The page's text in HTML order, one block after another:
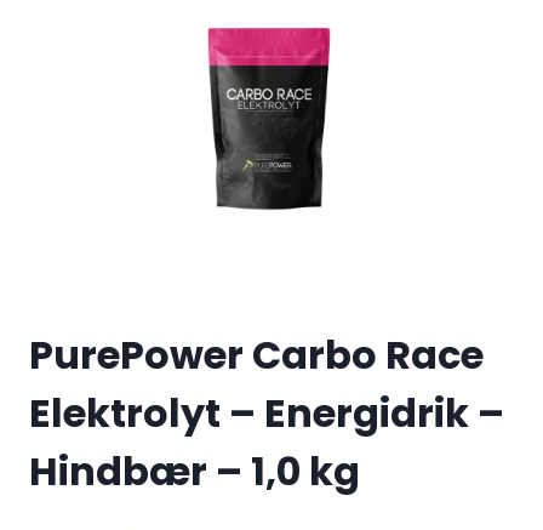
PurePower Carbo Race
Elektrolyt – Energidrik –
Hindbær – 1,0 kg